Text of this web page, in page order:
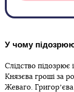
У чому
Слідство підозрює
Князєва гроші за
Жеваго.